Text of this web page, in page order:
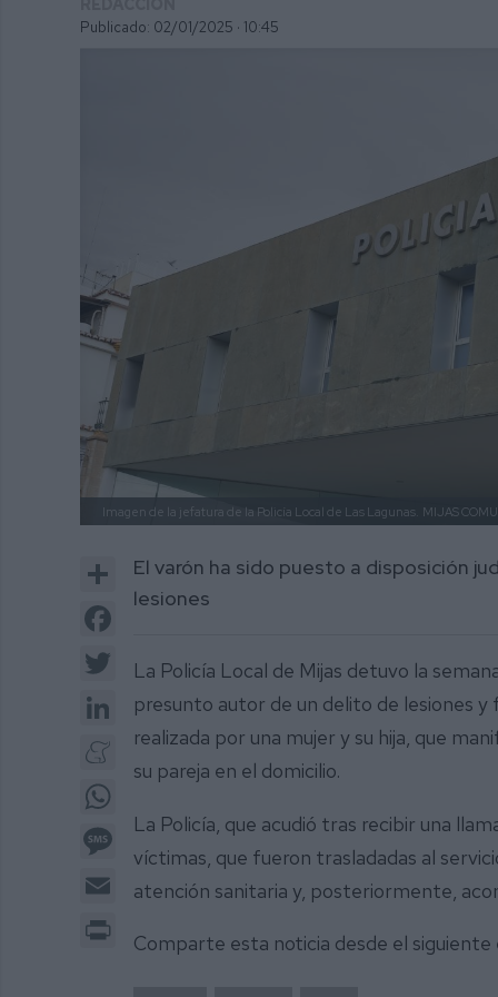
Publicado: 02/01/2025 · 10:45
Imagen de la jefatura de la Policía Local de Las Lagunas. MIJAS
Share
Facebook
LinkedIn
Meneame
WhatsApp
Message
El varón ha sido puesto a disposición
lesiones
La Policía Local de Mijas detuvo la
presunto autor de un delito de lesiones y
realizada por una mujer y su hija, que
su pareja en el domicilio.
La Policía, que acudió tras recibir una
víctimas, que fueron trasladadas al
atención sanitaria y, posteriormente,
Comparte esta noticia desde el siguiente